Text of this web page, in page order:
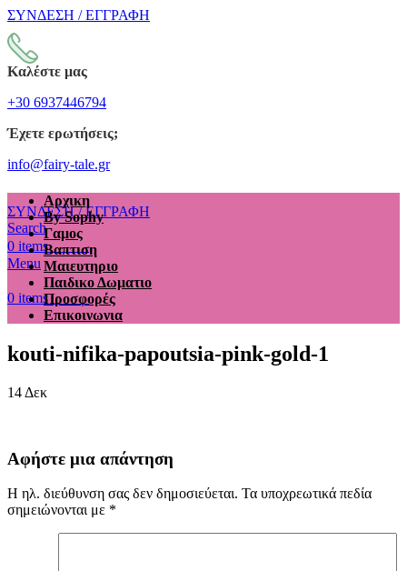
ΣΥΝΔΕΣΗ / ΕΓΓΡΑΦΗ
Καλέστε μας
+30 6937446794
Έχετε ερωτήσεις;
info@fairy-tale.gr
ΣΥΝΔΕΣΗ / ΕΓΓΡΑΦΗ
Search
0 items €0.00
Menu
0 items €0.00
Αρχικη
By Sophy
Γαμος
Βαπτιση
Μαιευτηριο
Παιδικο Δωματιο
Προσφορές
Επικοινωνια
kouti-nifika-papoutsia-pink-gold-1
14 Δεκ
Αφήστε μια απάντηση
Η ηλ. διεύθυνση σας δεν δημοσιεύεται. Τα υποχρεωτικά πεδία
σημειώνονται με *